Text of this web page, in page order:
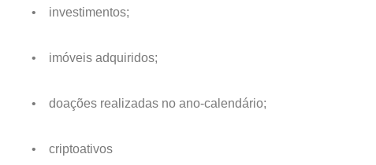
• investimentos;
• imóveis adquiridos;
• doações realizadas no ano-calendário;
• criptoativos